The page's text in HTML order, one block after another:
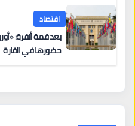
اقتصاد
بعد قمة أنقرة:
حضورها في القارة